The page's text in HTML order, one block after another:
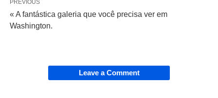
PREVIOUS
« A fantástica galeria que você precisa ver em
Washington.
Leave a Comment